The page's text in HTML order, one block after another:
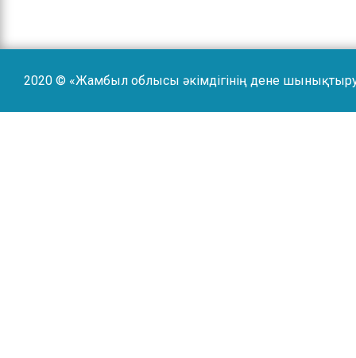
2020 © «Жамбыл облысы әкімдігінің дене